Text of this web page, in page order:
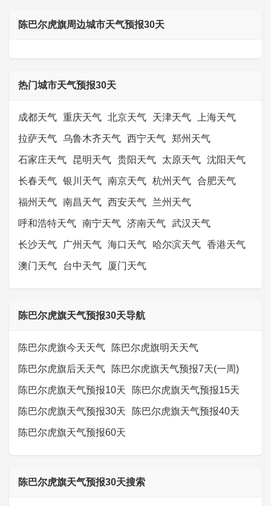
陈巴尔虎旗周边城市天气预报30天
热门城市天气预报30天
成都天气 重庆天气 北京天气 天津天气 上海天气
拉萨天气 乌鲁木齐天气 西宁天气 郑州天气
石家庄天气 昆明天气 贵阳天气 太原天气 沈阳天气
长春天气 银川天气 南京天气 杭州天气 合肥天气
福州天气 南昌天气 西安天气 兰州天气
呼和浩特天气 南宁天气 济南天气 武汉天气
长沙天气 广州天气 海口天气 哈尔滨天气 香港天气
澳门天气 台中天气 厦门天气
陈巴尔虎旗天气预报30天导航
陈巴尔虎旗今天天气 陈巴尔虎旗明天天气
陈巴尔虎旗后天天气 陈巴尔虎旗天气预报7天(一周)
陈巴尔虎旗天气预报10天 陈巴尔虎旗天气预报15天
陈巴尔虎旗天气预报30天 陈巴尔虎旗天气预报40天
陈巴尔虎旗天气预报60天
陈巴尔虎旗天气预报30天搜索